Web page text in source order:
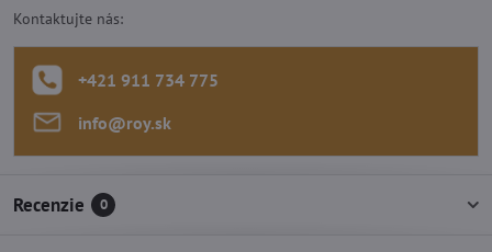
Kontaktujte nás:
+421 911 734 775
info​@roy​.sk
Recenzie 0